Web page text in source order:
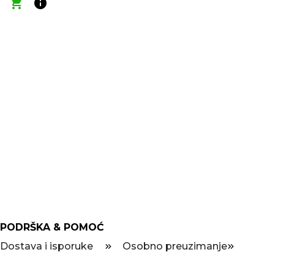
shopping_cart info
PODRŠKA & POMOĆ
Dostava i isporuke
Osobno preuzimanje